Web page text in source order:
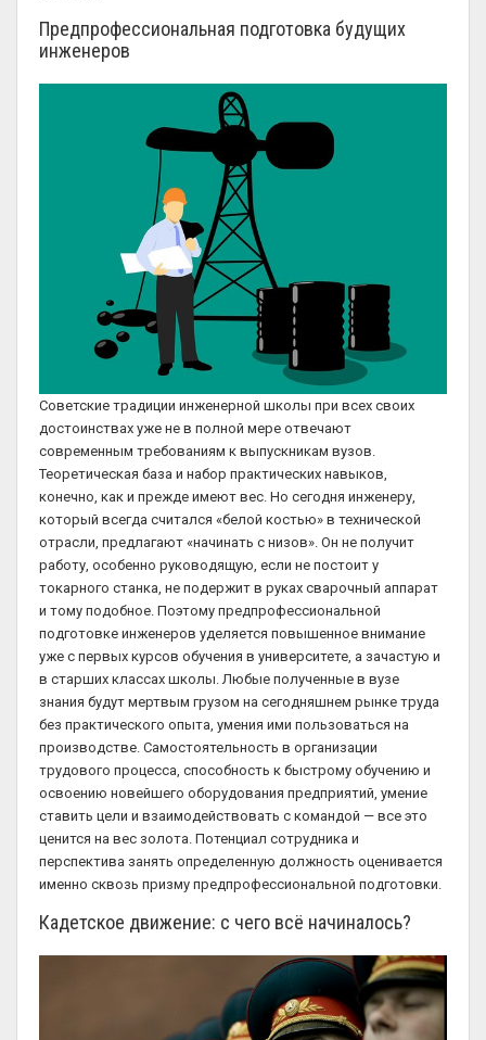
Предпрофессиональная подготовка будущих
инженеров
Советские традиции инженерной школы при всех своих
достоинствах уже не в полной мере отвечают
современным требованиям к выпускникам вузов.
Теоретическая база и набор практических навыков,
конечно, как и прежде имеют вес. Но сегодня инженеру,
который всегда считался «белой костью» в технической
отрасли, предлагают «начинать с низов». Он не получит
работу, особенно руководящую, если не постоит у
токарного станка, не подержит в руках сварочный аппарат
и тому подобное. Поэтому предпрофессиональной
подготовке инженеров уделяется повышенное внимание
уже с первых курсов обучения в университете, а зачастую и
в старших классах школы. Любые полученные в вузе
знания будут мертвым грузом на сегодняшнем рынке труда
без практического опыта, умения ими пользоваться на
производстве. Самостоятельность в организации
трудового процесса, способность к быстрому обучению и
освоению новейшего оборудования предприятий, умение
ставить цели и взаимодействовать с командой — все это
ценится на вес золота. Потенциал сотрудника и
перспектива занять определенную должность оценивается
именно сквозь призму предпрофессиональной подготовки.
Кадетское движение: с чего всё начиналось?